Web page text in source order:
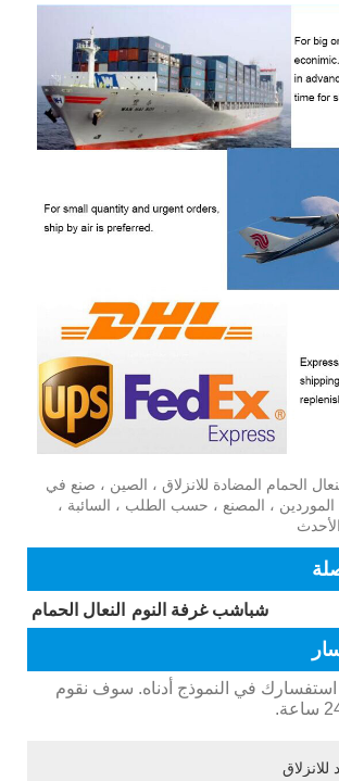
الحمام المضادة للانزلاق ، الصين ، صنع في
الموردين ، المصنع ، حسب الطلب ، السائبة ،
النعال الحمام شباشب غرفة النوم
استفسارك في النموذج أدناه. سوف نقوم